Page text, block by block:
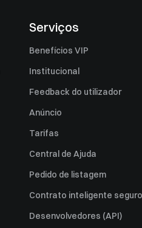
Serviços
Benefícios VIP
Institucional
Feedback do utilizador
Anúncio
Tarifas
Central de Ajuda
Pedido de listagem
Contrato inteligente seguro
Desenvolvedores (API)